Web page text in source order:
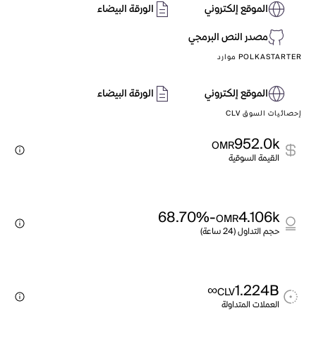
الموقع إلكتروني
الورقة البيضاء
مصدر النص البرمجي
POLKASTARTER موارد
الموقع إلكتروني الورقة البيضاء
إحصائيات السوق CLV
952.0k
OMR
القيمة السوقية
4.106k
OMR
-68.70%
حجم التداول (24 ساعة)
1.224B
CLV
∞
العملات المتداولة